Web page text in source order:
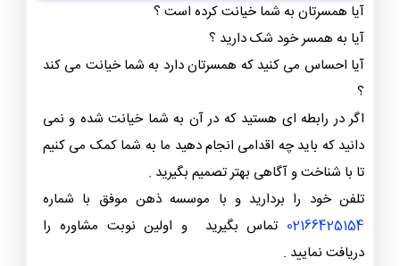
آیا همسرتان به شما خیانت کرده است ؟
آیا به همسر خود شک دارید ؟
آیا احساس می کنید که همسرتان دارد به شما خیانت می کند
؟
اگر در رابطه ای هستید که در آن به شما خیانت شده و نمی
دانید که باید چه اقدامی انجام دهید ما به شما کمک می کنیم
تا با شناخت و آگاهی بهتر تصمیم بگیرید .
تلفن خود را بردارید و با موسسه ذهن موفق با شماره
02166425154 تماس بگیرید و اولین نوبت مشاوره را
دریافت نمایید .